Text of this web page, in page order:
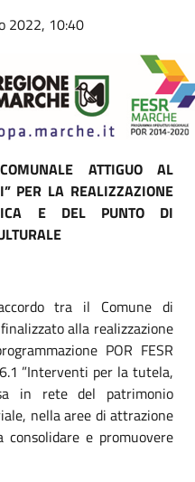
2022, 10:40
ATTIGUO AL
PER LA REALIZZAZIONE
E DEL PUNTO DI
tra il Comune di
alla realizzazione
POR FESR
”Interventi per la tutela,
in rete del patrimonio
nella aree di attrazione
e promuovere